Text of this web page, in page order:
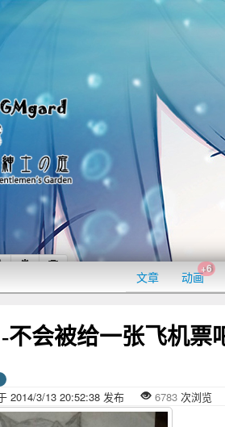
文章 动画
+6
不会被给一张飞机票
2014/3/13 20:52:38 发布 6783 次浏览